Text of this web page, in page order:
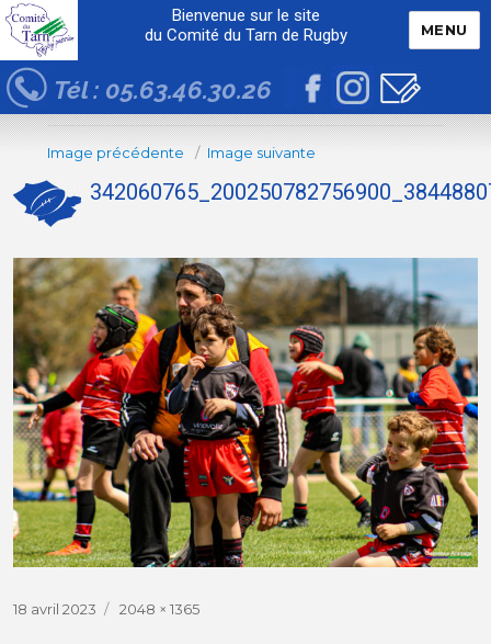
Bienvenue sur le site
du Comité du Tarn de Rugby
Tél : 05.63.46.30.26
MENU
Image précédente Image suivante
Publié
18 avril 2023
Taille
2048 × 1365